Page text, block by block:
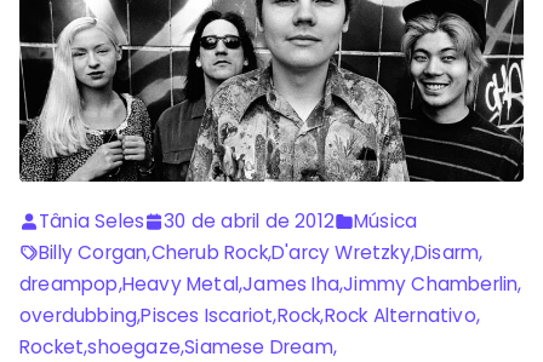
Tânia Seles 30 de abril de 2012
Música
Billy Corgan,Cherub Rock,D'arcy Wretzky,Disarm,
dreampop,Heavy Metal,James Iha,Jimmy Chamberlin,
overdubbing,Pisces Iscariot,Rock,Rock Alternativo,
Rocket,shoegaze,Siamese Dream,